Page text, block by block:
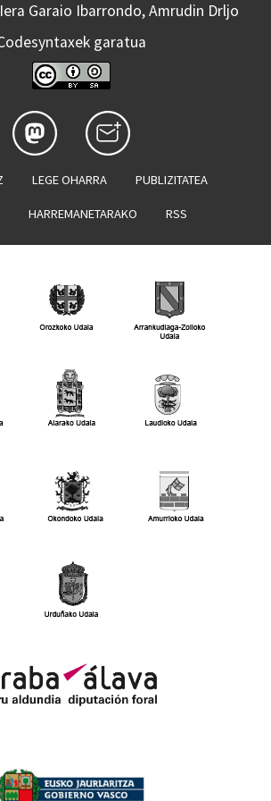
Garaio Ibarrondo, Amrudin Drljo
garatua
LEGE OHARRA PUBLIZITATEA
HARREMANETARAKO RSS